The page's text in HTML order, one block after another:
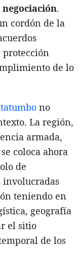
negociación.
cordón de la
protección
de lo
no
La región,
armada,
coloca ahora
de
involucradas
teniendo en
geografía
el sitio
de los